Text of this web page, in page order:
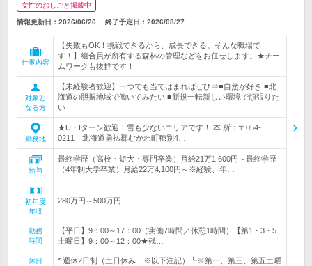
女性のおしごと掲載中
情報更新日：2026/06/26 終了予定日： 2026/08/27
仕事内容
【失敗もOK！挑戦できるから、成長できる。そんな職場で
す！】組合員が所有する森林の管理などをお任せします。★チー
ムワークも抜群です！
対象と
なる方
【未経験者歓迎】一つでも当てはまればぜひ⇒■自然が好き ■北
海道の胆振地域で働いてみたい ■新規一転新しい環境で頑張りた
い
勤務地
★U・Iターン歓迎！雪も少ないエリアです！ 本 所：〒054-
0211 北海道勇払郡むかわ町穂別4…
給与
最終学歴（高校・短大・専門卒業）月給21万1,600円～最終学歴
（4年制大学卒業）月給22万4,100円～※経験、年…
初年度
年収
280万円～500万円
勤務
時間
【平日】9：00～17：00（実働7時間／休憩1時間）【第1・3・5
土曜日】9：00～12：00★残…
休日
* 週休2日制（土日休み ※以下注記）┗※第一、第三、第五土曜